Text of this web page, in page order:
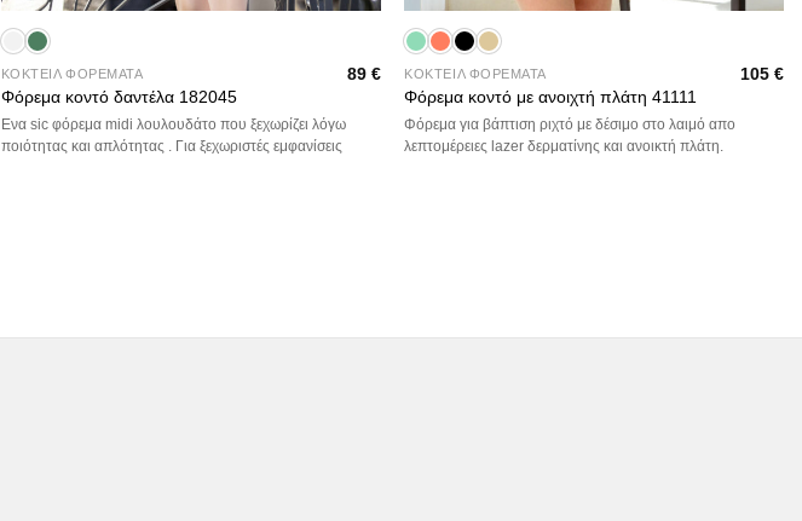
ΚΟΚΤΕΙΛ ΦΟΡΕΜΑΤΑ
Φόρεμα κοντό δαντέλα 182045
89 €
Ενα sic φόρεμα midi λουλουδάτο που ξεχωρίζει λόγω
ποιότητας και απλότητας . Για ξεχωριστές εμφανίσεις
ΚΟΚΤΕΙΛ ΦΟΡΕΜΑΤΑ
Φόρεμα κοντό με ανοιχτή πλάτη 41111
105€
Φόρεμα για βάπτιση ριχτό με δέσιμο στο λαιμό απο
λεπτομέρειες lazer δερματίνης και ανοικτή πλάτη.